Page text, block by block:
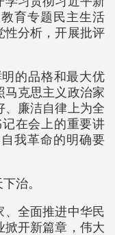
育专题民主生活
性分析，开展批评
的品格和最大优
马克思主义政治家
、廉洁自律上为全
在会上的重要讲
我革命的明确要
治。
、全面推进中华民
掀开新篇章，伟大